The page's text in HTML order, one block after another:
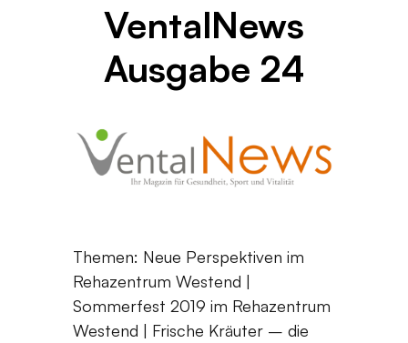
VentalNews
Ausgabe 24
Themen: Neue Perspektiven im
Rehazentrum Westend |
Sommerfest 2019 im Rehazentrum
Westend | Frische Kräuter – die